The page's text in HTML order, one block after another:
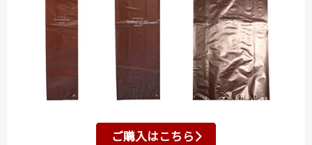
ご購入はこちら